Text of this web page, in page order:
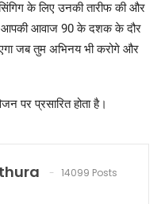
सिंगिग के लिए उनकी तारीफ की और
आपकी आवाज 90 के दशक के दौर
जब तुम अभिनय भी करोगे और
पर प्रसारित होता है।
14099 Posts